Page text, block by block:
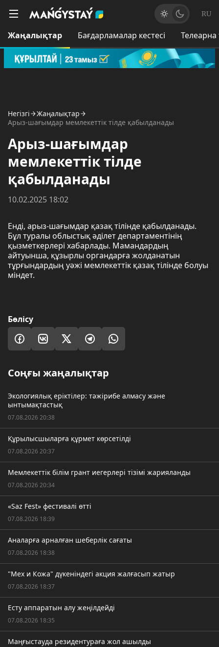
RU
Жаңалықтар Бағдарламалар кестесі
Негізгі
Жаңалықтар
Арыз-шағымдар мемлекеттік тілде қабылданады
Арыз-шағымдар
мемлекеттік тілде
қабылданады
10.02.2025 18:02
Енді, арыз-шағымдар қазақ тілінде қабылданады.
Бұл туралы облыстық әділет департаментінің
қызметкерлері хабарлады. Мамандардың
айтуынша, құзырлы органдарға жолданатын
тұрғындардың уәжі мемлекеттік қазақ тілінде болуы
міндет.
Бөлісу
Соңғы жаңалықтар
Экологиялық еріктілер: тәжірибе алмасу және
ынтымақтастық
07.08.2026 20:38
Құрылысшыларға құрмет көрсетілді
07.08.2026 20:37
Мемлекеттік білім грант иегерлері тізімі жарияланды
07.08.2026 20:34
«Saz Fest» фестивалі өтті
07.08.2026 18:39
Аналарға арналған шеберлік сағаты
07.08.2026 18:38
"Мех и Кожа" дүкеніндегі акция жалғасып жатыр
07.08.2026 18:37
Есту аппаратын алу жеңілдейді
07.08.2026 18:35
Маңғыстауда резидентураға жол ашылды